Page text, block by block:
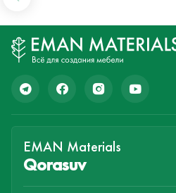
EMAN Materials
Qorasuv